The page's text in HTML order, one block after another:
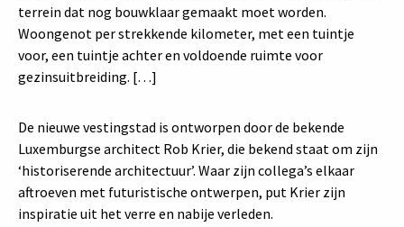
terrein dat nog bouwklaar gemaakt moet worden.
Woongenot per strekkende kilometer, met een tuintje
voor, een tuintje achter en voldoende ruimte voor
gezinsuitbreiding. […]
De nieuwe vestingstad is ontworpen door de bekende
Luxemburgse architect Rob Krier, die bekend staat om zijn
‘historiserende architectuur’. Waar zijn collega’s elkaar
aftroeven met futuristische ontwerpen, put Krier zijn
inspiratie uit het verre en nabije verleden.